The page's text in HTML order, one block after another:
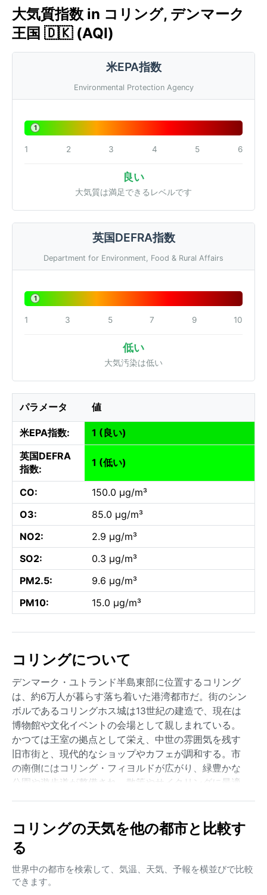
大気質指数 in コリング, デンマーク
王国 🇩🇰 (AQI)
米EPA指数
Environmental Protection Agency
1
1 2 3 4 5 6
良い
大気質は満足できるレベルです
英国DEFRA指数
Department for Environment, Food & Rural Affairs
1
1 3 5 7 9 10
低い
大気汚染は低い
パラメータ 値
米EPA指数:
1 (良い)
英国DEFRA
指数:
1 (低い)
CO:
150.0 µg/m³
O3:
85.0 µg/m³
NO2:
2.9 µg/m³
SO2:
0.3 µg/m³
PM2.5:
9.6 µg/m³
PM10:
15.0 µg/m³
コリングについて
デンマーク・ユトランド半島東部に位置するコリング
は、約6万人が暮らす落ち着いた港湾都市だ。街のシン
ボルであるコリングホス城は13世紀の建造で、現在は
博物館や文化イベントの会場として親しまれている。
かつては王室の拠点として栄え、中世の雰囲気を残す
旧市街と、現代的なショップやカフェが調和する。市
の南側にはコリング・フィヨルドが広がり、緑豊かな
公園や遊歩道が整備され、散策やサイクリングに最適
てきた。
気候はケッペンの分類で西岸海洋性気候（Cfb）に属
は平均最高気温が20度前後で、涼しく過ごしやすい
が、突発的な雨が降るため薄手の防水ジャケットが重
コリングの天気を他の都市と比較す
る
世界中の都市を検索して、気温、天気、予報を横並びで比較
できます。